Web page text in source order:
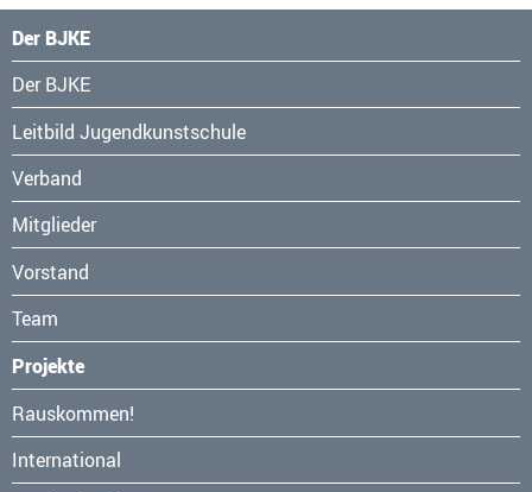
Der BJKE
Navigation
überspringen
Der BJKE
Leitbild Jugendkunstschule
Verband
Mitglieder
Vorstand
Team
Projekte
Navigation
überspringen
Rauskommen!
International